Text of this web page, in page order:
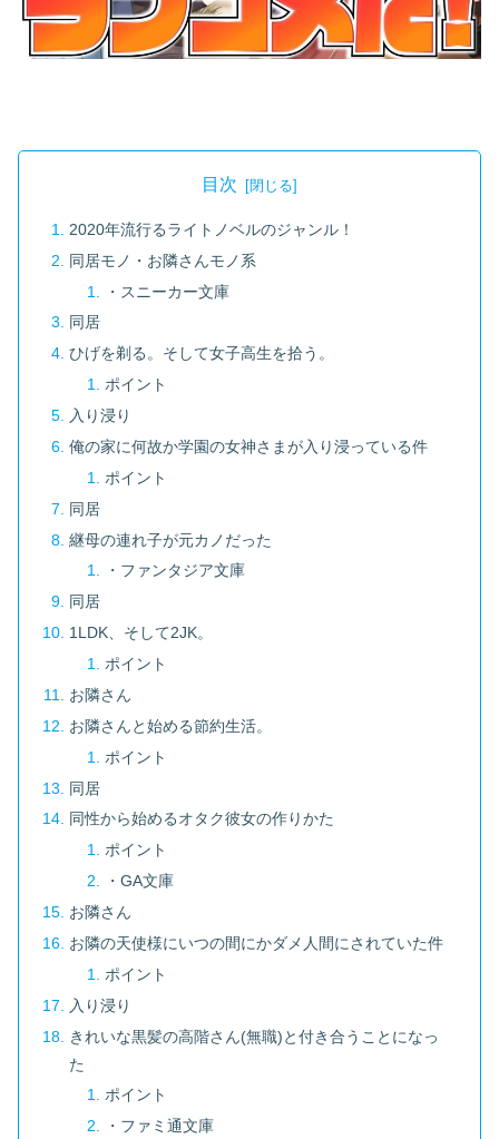
目次
2020年流行るライトノベルのジャンル！
同居モノ・お隣さんモノ系
・スニーカー文庫
同居
ひげを剃る。そして女子高生を拾う。
ポイント
入り浸り
俺の家に何故か学園の女神さまが入り浸っている件
ポイント
同居
継母の連れ子が元カノだった
・ファンタジア文庫
同居
1LDK、そして2JK。
ポイント
お隣さん
お隣さんと始める節約生活。
ポイント
同居
同性から始めるオタク彼女の作りかた
ポイント
・GA文庫
お隣さん
お隣の天使様にいつの間にかダメ人間にされていた件
ポイント
入り浸り
きれいな黒髪の高階さん(無職)と付き合うことになっ
た
ポイント
・ファミ通文庫